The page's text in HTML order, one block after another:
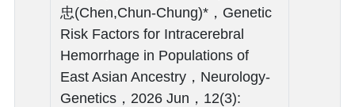
忠(Chen,Chun-Chung)*，Genetic
Risk Factors for Intracerebral
Hemorrhage in Populations of
East Asian Ancestry，Neurology-
Genetics，2026 Jun，12(3):